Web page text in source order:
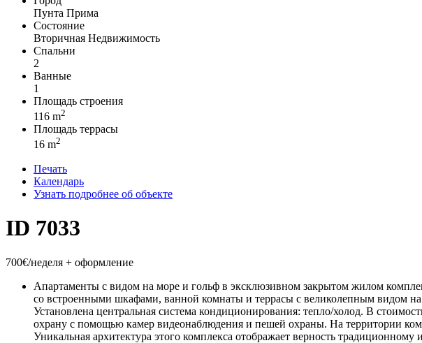
Пунта Прима
Состояние
Вторичная Недвижимость
Спальни
2
Ванные
1
Площадь строения
116 m2
Площадь террасы
16 m2
Печать
Календарь
Узнать подробнее об объекте
ID 7033
700€/неделя + оформление
Апартаменты c видом на море и гольф в эксклюзивном закрытом жилом
со встроенными шкафами, ванной комнаты и террасы с великолепным видом
Установлена центральная система кондиционирования: тепло/холод. В
охрану с помощью камер видеонаблюдения и пешей охраны. На территории
Уникальная архитектура этого комплекса отображает верность